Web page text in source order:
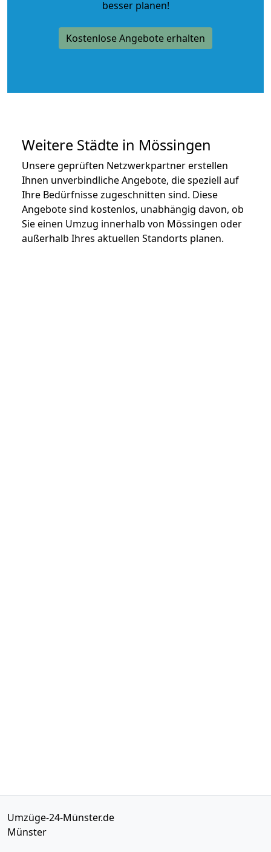
besser planen!
Kostenlose Angebote erhalten
Weitere Städte in Mössingen
Unsere geprüften Netzwerkpartner erstellen
Ihnen unverbindliche Angebote, die speziell auf
Ihre Bedürfnisse zugeschnitten sind. Diese
Angebote sind kostenlos, unabhängig davon, ob
Sie einen Umzug innerhalb von Mössingen oder
außerhalb Ihres aktuellen Standorts planen.
Umzüge-24-Münster.de
Münster